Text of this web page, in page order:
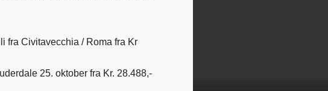
fra Civitavecchia / Roma fra Kr
25. oktober fra Kr. 28.488,-